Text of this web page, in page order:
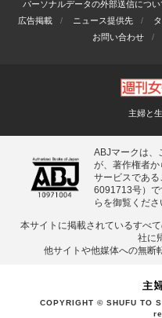
パーソナルデータの外部送信につい
広告掲載
ニュース提供先
お問い合わせ
主婦と
ABJマークは、
が、著作権者
サービスであ
6091713号）で
らを御覧くださ
本サイトに掲載されているすべ
社に
他サイトや他媒体への無断
COPYRIGHT © SHUFU TO